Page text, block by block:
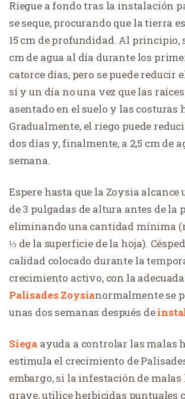
Riegue a fondo tras la instalación
se seque, procurando que la tierra
15 cm de profundidad. Al principio,
cm de agua al día durante los
catorce días, pero se puede reducir
sí y un día no una vez que las
asentado en el suelo y las costuras
Gradualmente, el riego puede
dos días y, finalmente, a 2,5 cm de
semana.
Espere hasta que la Zoysia alcance
de 3 pulgadas de altura antes de la
eliminando una cantidad mínima
⅓ de la superficie de la hoja).
calidad colocado durante la
crecimiento activo, con la adecuada
Palisades Zoysianormalmente se
unas dos semanas después de
Siega ayuda a controlar las malas
estimula el crecimiento de
embargo, si la infestación de malas
grave, utilice herbicidas puntuales